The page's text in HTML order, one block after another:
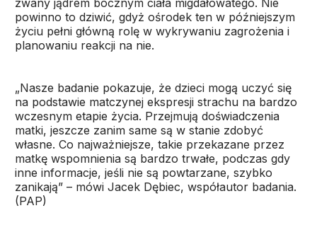
zwany jądrem bocznym ciała migdałowatego. Nie
powinno to dziwić, gdyż ośrodek ten w późniejszym
życiu pełni główną rolę w wykrywaniu zagrożenia i
planowaniu reakcji na nie.
„Nasze badanie pokazuje, że dzieci mogą uczyć się
na podstawie matczynej ekspresji strachu na bardzo
wczesnym etapie życia. Przejmują doświadczenia
matki, jeszcze zanim same są w stanie zdobyć
własne. Co najważniejsze, takie przekazane przez
matkę wspomnienia są bardzo trwałe, podczas gdy
inne informacje, jeśli nie są powtarzane, szybko
zanikają” – mówi Jacek Dębiec, współautor badania.
(PAP)